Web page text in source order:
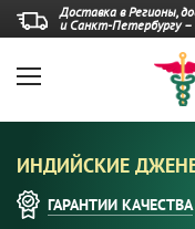
Доставка в Регионы,
и Санкт-Петербургу –
ИНДИЙСКИЕ
ГАРАНТИИ КАЧЕСТВА